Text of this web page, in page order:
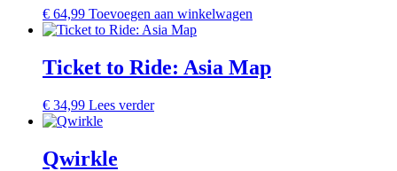
€ 64,99 Toevoegen aan winkelwagen
Ticket to Ride: Asia Map
€ 34,99 Lees verder
Qwirkle